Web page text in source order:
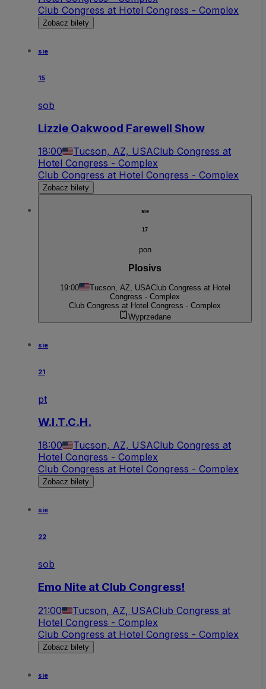
Club Congress at Hotel Congress - Complex
Zobacz bilety
sie
15
sob
Lizzie Oakwood Farewell Show
18:00 Tucson, AZ, USAClub Congress at
Hotel Congress - Complex
Club Congress at Hotel Congress - Complex
Zobacz bilety
sie
17
pon
Plosivs
19:00 Tucson, AZ, USAClub Congress at Hotel
Congress - Complex
Club Congress at Hotel Congress - Complex
Wyprzedane
sie
21
pt
W.I.T.C.H.
18:00 Tucson, AZ, USAClub Congress at
Hotel Congress - Complex
Club Congress at Hotel Congress - Complex
Zobacz bilety
sie
22
sob
Emo Nite at Club Congress!
21:00 Tucson, AZ, USAClub Congress at
Hotel Congress - Complex
Club Congress at Hotel Congress - Complex
Zobacz bilety
sie